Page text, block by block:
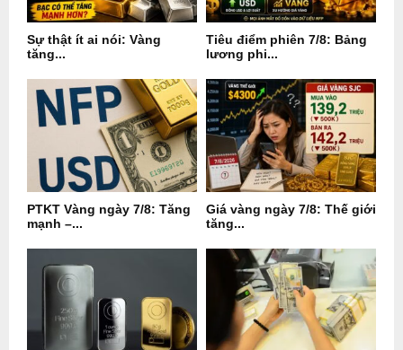
Sự thật ít ai nói: Vàng
tăng...
Tiêu điểm phiên 7/8: Bảng
lương phi...
PTKT Vàng ngày 7/8: Tăng
mạnh –...
Giá vàng ngày 7/8: Thế giới
tăng...